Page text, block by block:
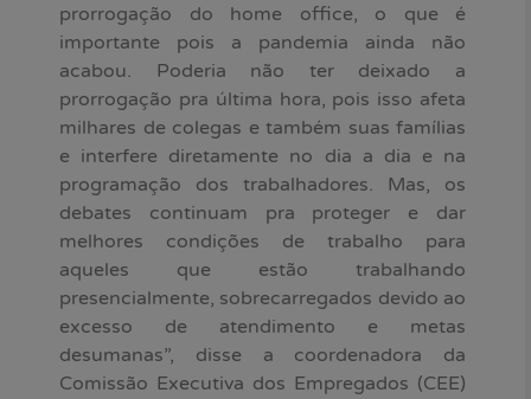
prorrogação do home office, o que é
importante pois a pandemia ainda não
acabou. Poderia não ter deixado a
prorrogação pra última hora, pois isso afeta
milhares de colegas e também suas famílias
e interfere diretamente no dia a dia e na
programação dos trabalhadores. Mas, os
debates continuam pra proteger e dar
melhores condições de trabalho para
aqueles que estão trabalhando
presencialmente, sobrecarregados devido ao
excesso de atendimento e metas
desumanas”, disse a coordenadora da
Comissão Executiva dos Empregados (CEE)